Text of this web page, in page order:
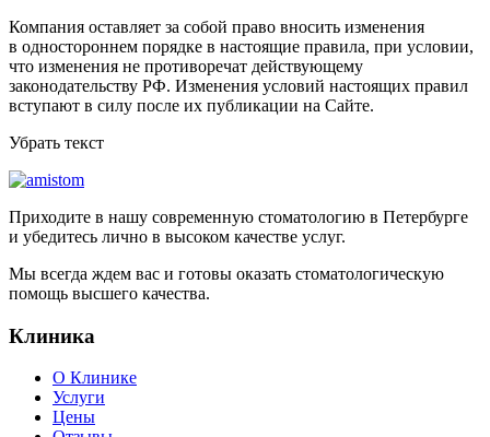
Компания оставляет за собой право вносить изменения
в одностороннем порядке в настоящие правила, при условии,
что изменения не противоречат действующему
законодательству РФ. Изменения условий настоящих правил
вступают в силу после их публикации на Сайте.
Убрать текст
Приходите в нашу современную стоматологию в Петербурге
и убедитесь лично в высоком качестве услуг.
Мы всегда ждем вас и готовы оказать стоматологическую
помощь высшего качества.
Клиника
О Клинике
Услуги
Цены